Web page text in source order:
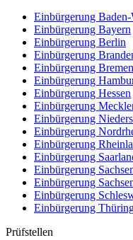
Einbürgerung
Einbürgerung Bayern
Einbürgerung Berlin
Einbürgerung
Einbürgerung Bremen
Einbürgerung
Einbürgerung Hessen
Einbürgerung
Einbürgerung
Einbürgerung
Einbürgerung
Einbürgerung
Einbürgerung
Einbürgerung
Einbürgerung
Einbürgerung
Prüfstellen